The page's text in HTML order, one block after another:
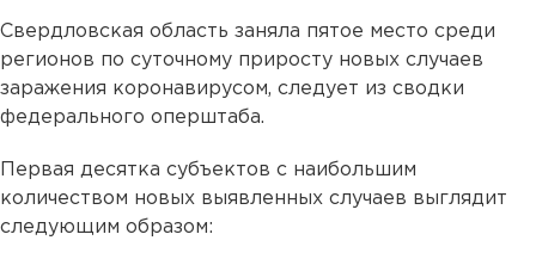
Свердловская область заняла пятое место среди
регионов по суточному приросту новых случаев
заражения коронавирусом, следует из сводки
федерального оперштаба.
Первая десятка субъектов с наибольшим
количеством новых выявленных случаев выглядит
следующим образом: